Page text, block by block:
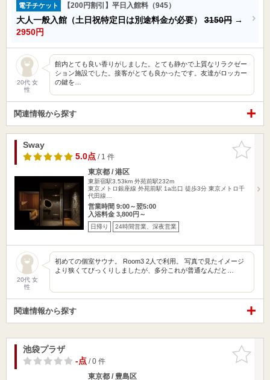
電子チケット 【200円割引】平日入館料（945）
大人一般入館（土日祝特定日は別途料金が必要） 3150円 →
2950円
20代 女
性
館内とても良い香りがしました。とても静かで上質なリラクゼー
ション施設でした。接客がとても良かったです。友達がロッカー
の鍵を…
関連情報から探す
お気に入
りに追加
Sway
5.0点/ 1 件
東京都 / 港区
東新宿駅3.53km 外苑前駅232m
東京メトロ銀座線 外苑前駅 1a出口 徒歩3分 東京メトロ千
代田線…
営業時間 9:00～翌5:00
入浴料金 3,800円～
日帰り 24時間営業、深夜営業
20代 女
性
初めての個室サウナ。 Room3 2人で利用。 写真で見たイメージ
より狭くてびっくりしましたが、多分これが普通なんだと…
関連情報から探す
お気に入
りに追加
池袋プラザ
-点/ 0 件
東京都 / 豊島区